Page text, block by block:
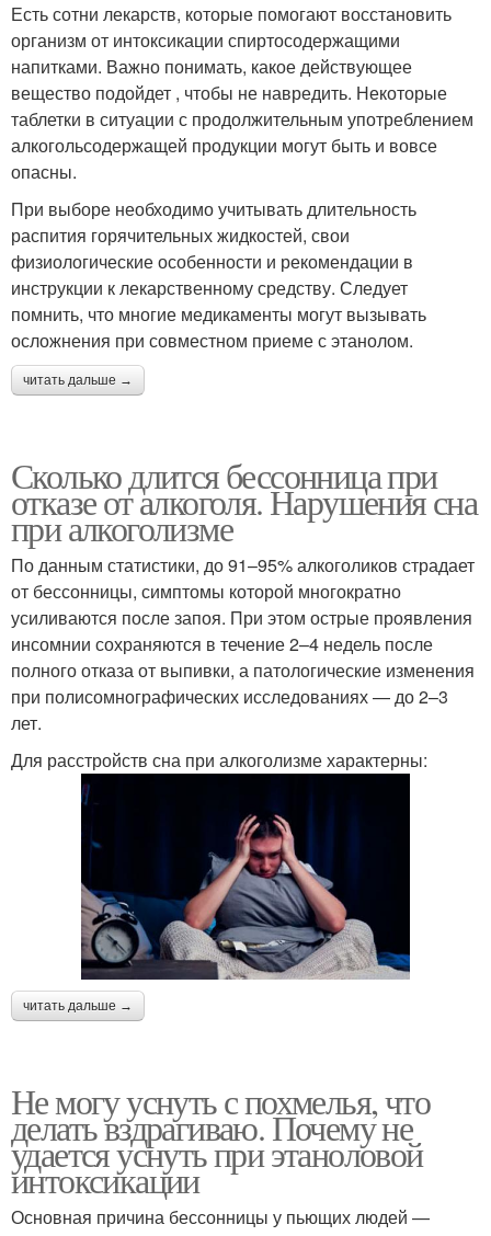
Есть сотни лекарств, которые помогают восстановить
организм от интоксикации спиртосодержащими
напитками. Важно понимать, какое действующее
вещество подойдет , чтобы не навредить. Некоторые
таблетки в ситуации с продолжительным употреблением
алкогольсодержащей продукции могут быть и вовсе
опасны.
При выборе необходимо учитывать длительность
распития горячительных жидкостей, свои
физиологические особенности и рекомендации в
инструкции к лекарственному средству. Следует
помнить, что многие медикаменты могут вызывать
осложнения при совместном приеме с этанолом.
читать дальше →
Сколько длится бессонница при
отказе от алкоголя. Нарушения сна
при алкоголизме
По данным статистики, до 91–95% алкоголиков страдает
от бессонницы, симптомы которой многократно
усиливаются после запоя. При этом острые проявления
инсомнии сохраняются в течение 2–4 недель после
полного отказа от выпивки, а патологические изменения
при полисомнографических исследованиях — до 2–3
лет.
Для расстройств сна при алкоголизме характерны:
читать дальше →
Не могу уснуть с похмелья, что
делать вздрагиваю. Почему не
удается уснуть при этаноловой
интоксикации
Основная причина бессонницы у пьющих людей —